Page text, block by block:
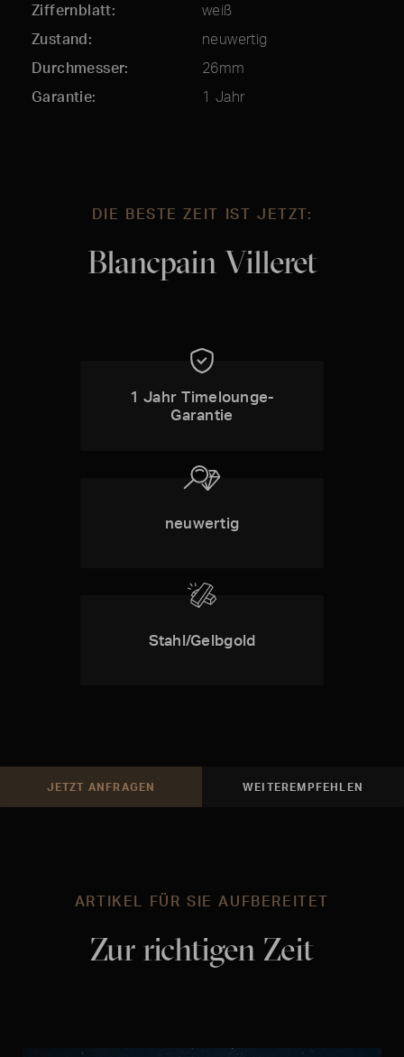
Ziffernblatt
weiß
Zustand
neuwertig
Durchmesser
26mm
Garantie
1 Jahr
DIE BESTE ZEIT IST JETZT:
Blancpain Villeret
1 Jahr Timelounge-
Garantie
neuwertig
Stahl/Gelbgold
JETZT ANFRAGEN WEITEREMPFEHLEN
ARTIKEL FÜR SIE AUFBEREITET
Zur richtigen Zeit